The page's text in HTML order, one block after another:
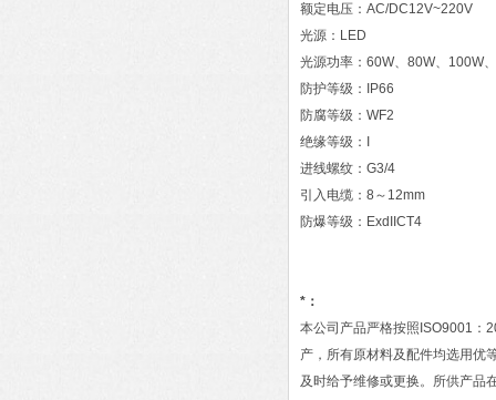
额定电压：AC/DC12V~220V
光源：LED
光源功率：60W、80W、100W
防护等级：IP66
防腐等级：WF2
绝缘等级：I
进线螺纹：G3/4
引入电缆：8～12mm
防爆等级：ExdIICT4
*：
本公司产品严格按照ISO9001：
产，所有原材料及配件均选用优
及时给予维修或更换。所供产品